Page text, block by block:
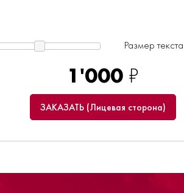
Размер текста
1'000 ₽
ЗАКАЗАТЬ (Лицевая сторона)